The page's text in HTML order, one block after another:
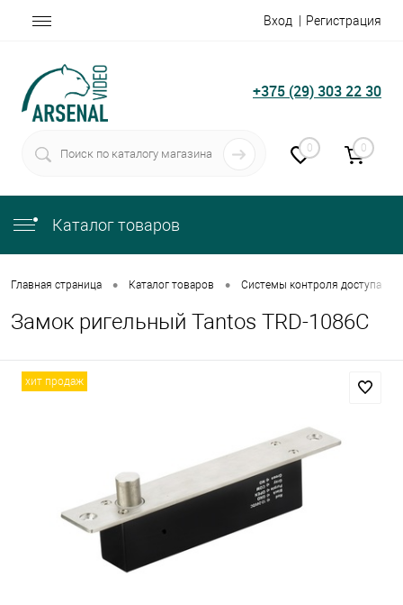
Вход Регистрация
+375 (29) 303 22 30
0 0
Каталог товаров
Главная страница • Каталог товаров • Системы контроля доступа
Замок ригельный Tantos TRD-1086C
хит продаж